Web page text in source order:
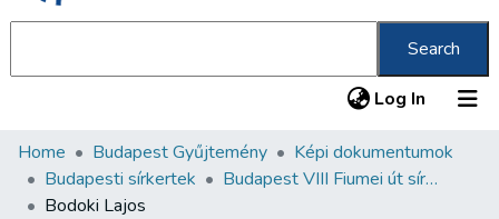
Search
Log In (current)
Communities & Collections
All of DSpace
Home Budapest Gyűjtemény
Képi dokumentumok
Budapesti sírkertek
Budapest VIII Fiumei út sírkert 2. rész
Bodoki Lajos